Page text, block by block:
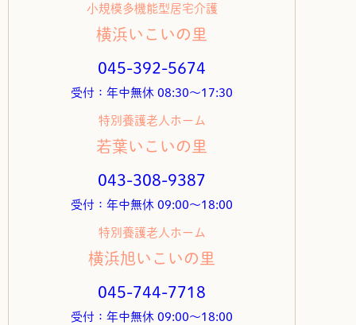
小規模多機能型居宅介護
横浜いこいの里
045-392-5674
受付：年中無休 08:30～17:30
特別養護老人ホーム
若葉いこいの里
043-308-9387
受付：年中無休 09:00～18:00
特別養護老人ホーム
横浜旭いこいの里
045-744-7718
受付：年中無休 09:00～18:00